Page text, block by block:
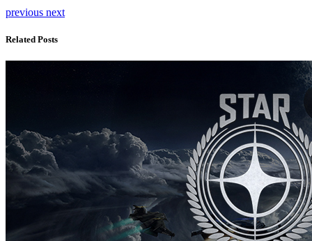
previous next
Related Posts